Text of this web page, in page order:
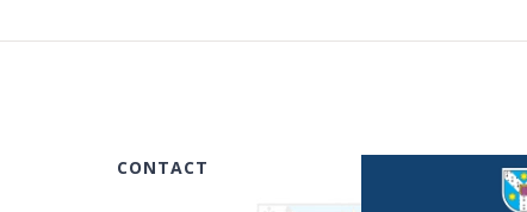
CONTACT